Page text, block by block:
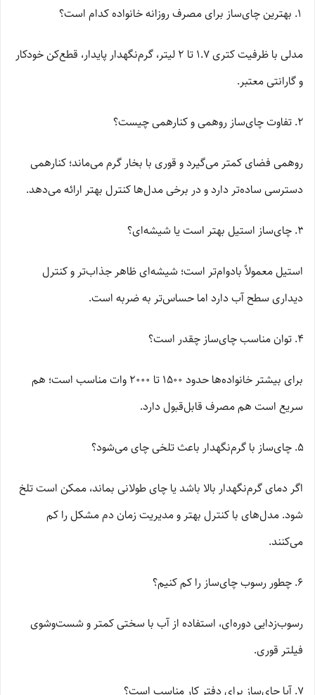
بهترین چای‌ساز برای مصرف روزانه خانواده کدام است؟
مدلی با ظرفیت کتری 1.7 تا 2 لیتر، گرم‌نگهدار پایدار، قطع‌کن خودکار
و گارانتی معتبر.
تفاوت چای‌ساز روهمی و کنارهمی چیست؟
روهمی فضای کمتر می‌گیرد و قوری با بخار گرم می‌ماند؛ کنارهمی
دسترسی ساده‌تر دارد و در برخی مدل‌ها کنترل بهتر ارائه می‌دهد.
چای‌ساز استیل بهتر است یا شیشه‌ای؟
استیل معمولاً بادوام‌تر است؛ شیشه‌ای ظاهر جذاب‌تر و کنترل
دیداری سطح آب دارد اما حساس‌تر به ضربه است.
توان مناسب چای‌ساز چقدر است؟
برای بیشتر خانواده‌ها حدود 1500 تا 2000 وات مناسب است؛ هم
سریع است هم مصرف قابل‌قبول دارد.
چای‌ساز با گرم‌نگهدار باعث تلخی چای می‌شود؟
اگر دمای گرم‌نگهدار بالا باشد یا چای طولانی بماند، ممکن است تلخ
شود. مدل‌های با کنترل بهتر و مدیریت زمان دم مشکل را کم
می‌کنند.
چطور رسوب چای‌ساز را کم کنیم؟
رسوب‌زدایی دوره‌ای، استفاده از آب با سختی کمتر و شست‌وشوی
فیلتر قوری.
آیا چای‌ساز برای دفتر کار مناسب است؟